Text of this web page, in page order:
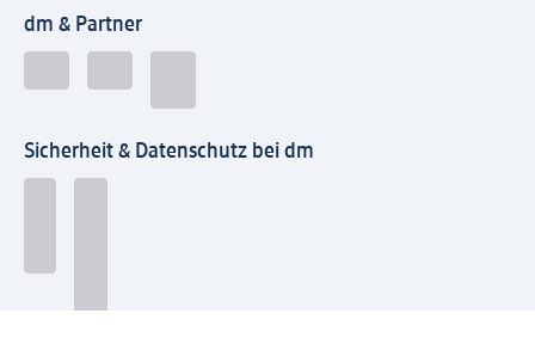
dm & Partner
Sicherheit & Datenschutz bei dm